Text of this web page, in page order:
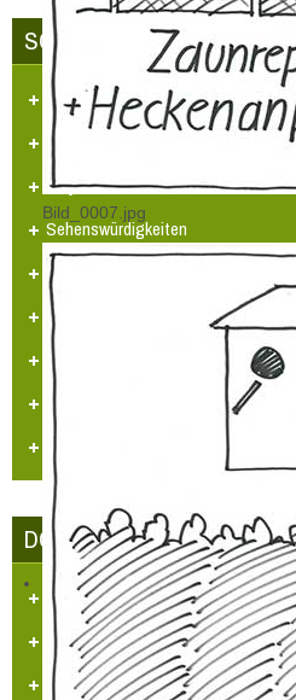
Bild_0007.jpg
SCHLOSS-STADT
Ansichten-Bilder-Filme
Projekt - Info - Planungen
Projekte
Sehenswürdigkeiten
Heimatlied
Hülchrather Literatur
Heimatmaler P.M. Nellen
Vogelwelt in Hülchrath und
Jüdisches Leben in Hülchrath
DORFGEMEINSCHAFT
Ziele des Vereins
Satzung
Tätigkeitsberichte